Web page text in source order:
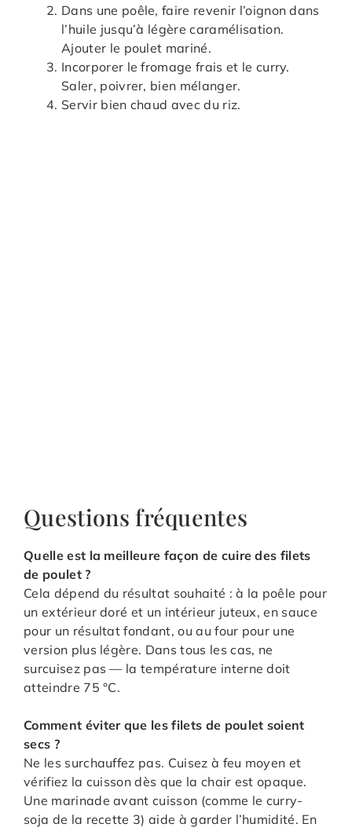
Dans une poêle, faire revenir l’oignon dans
l’huile jusqu’à légère caramélisation.
Ajouter le poulet mariné.
Incorporer le fromage frais et le curry.
Saler, poivrer, bien mélanger.
Servir bien chaud avec du riz.
Questions fréquentes
Quelle est la meilleure façon de cuire des filets
de poulet ?
Cela dépend du résultat souhaité : à la poêle pour
un extérieur doré et un intérieur juteux, en sauce
pour un résultat fondant, ou au four pour une
version plus légère. Dans tous les cas, ne
surcuisez pas — la température interne doit
atteindre 75 °C.
Comment éviter que les filets de poulet soient
secs ?
Ne les surchauffez pas. Cuisez à feu moyen et
vérifiez la cuisson dès que la chair est opaque.
Une marinade avant cuisson (comme le curry-
soja de la recette 3) aide à garder l’humidité. En